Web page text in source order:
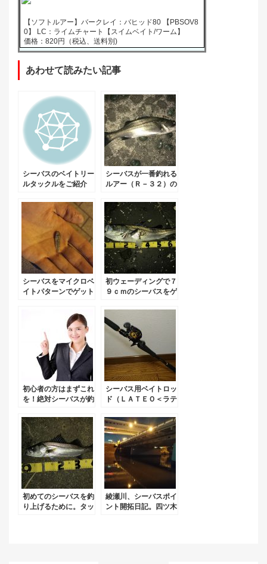
【ソフトルアー】バークレイ：バヒッド80 【PBSOV8
0】 LC：ライムチャート【スイムベイト/ワーム】
価格：820円（税込、送料別)
あわせて読みたい記事
シーバスのベイトリー
ルタックルをご紹介
1L-TW）！
シーバスが一番釣れる
ルアー（Ｒ－３２）の
シーバスをマイクロベ
イトパターンでゲット
初ウェーディングで７
９ｃｍのシーバスをゲ
初心者の方はまずこれ
を！絶対シーバスが釣
シーバス用ベイトロッ
ド（ＬＡＴＥＯ＜ラテ
ロッドでも代用可能？
初めてのシーバスを釣
り上げるために。タッ
綾瀬川、シーバスポイ
ント開拓日記。四ツ木